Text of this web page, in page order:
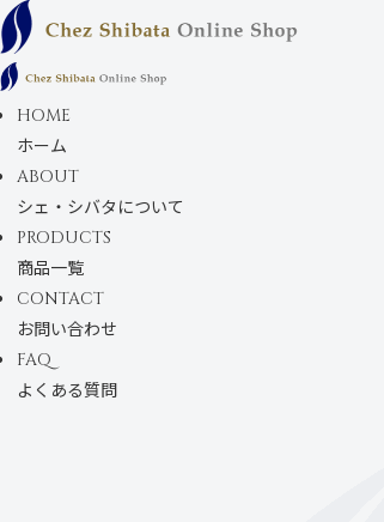
コンテンツにスキ
ップします
HOME
ホーム
ABOUT
シェ・シバタについて
PRODUCTS
商品一覧
CONTACT
お問い合わせ
FAQ
よくある質問